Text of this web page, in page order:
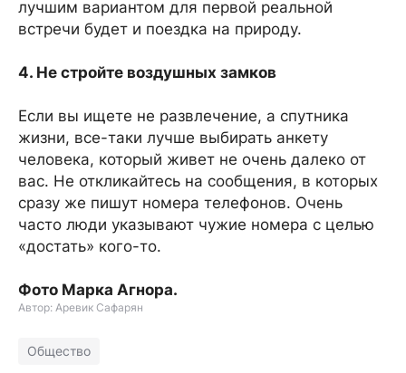
лучшим вариантом для первой реальной
встречи будет и поездка на природу.
4. Не стройте воздушных замков
Если вы ищете не развлечение, а спутника
жизни, все-таки лучше выбирать анкету
человека, который живет не очень далеко от
вас. Не откликайтесь на сообщения, в которых
сразу же пишут номера телефонов. Очень
часто люди указывают чужие номера с целью
«достать» кого-то.
Фото Марка Агнора.
Автор: Аревик Сафарян
Общество